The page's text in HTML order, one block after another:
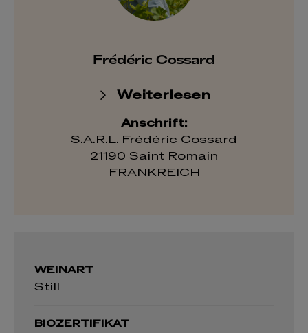
WEINART
Still
BIOZERTIFIKAT
Frédéric Cossard
Weiterlesen
Anschrift:
S.A.R.L. Frédéric Cossard
21190 Saint Romain
FRANKREICH